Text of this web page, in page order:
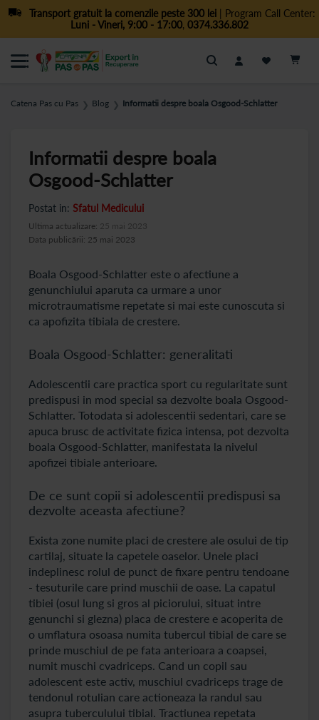
Transport gratuit la comenzile peste 300 lei| Program Call Center:
Luni - Vineri, 9:00 - 17:00, 0374.336.802
Cautare
Catena Pas cu Pas ❯ Blog ❯ Informatii despre boala Osgood-Schlatter
Informatii despre boala
Osgood-Schlatter
Postat in: Sfatul Medicului
Data publicării: 25 mai 2023
Ultima actualizare: 25 mai 2023
Boala Osgood-Schlatter este o afectiune a
genunchiului aparuta ca urmare a unor
microtraumatisme repetate si mai este cunoscuta si
ca apofizita tibiala de crestere.
Boala Osgood-Schlatter: generalitati
Adolescentii care practica sport cu regularitate sunt
predispusi in mod special sa dezvolte boala Osgood-
Schlatter. Totodata si adolescentii sedentari, care se
apuca brusc de activitate fizica intensa, pot dezvolta
boala Osgood-Schlatter, manifestata la nivelul
apofizei tibiale anterioare.
De ce sunt copii si adolescentii predispusi sa
dezvolte aceasta afectiune?
Exista zone numite placi de crestere ale osului de tip
cartilaj, situate la capetele oaselor. Unele placi
indeplinesc rolul de punct de fixare pentru tendoane
- tesuturile care prind muschii de oase. La capatul
tibiei (osul lung si gros al piciorului, situat intre
genunchi si glezna) placa de crestere e acoperita de
o umflatura osoasa numita tubercul tibial de care se
prinde muschiul de pe fata anterioara a coapsei,
numit muschi cvadriceps. Cand un copil sau
adolescent este activ, muschiul cvadriceps trage de
tendonul rotulian care actioneaza la randul sau
asupra tuberculului tibial. Tractiunea repetata